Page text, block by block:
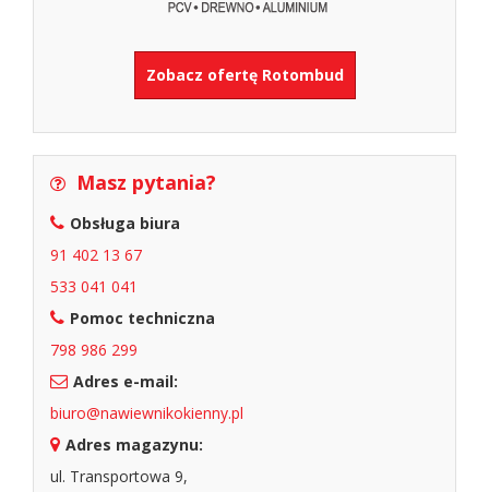
Zobacz ofertę Rotombud
Masz pytania?
Obsługa biura
91 402 13 67
533 041 041
Pomoc techniczna
798 986 299
Adres e-mail:
biuro@nawiewnikokienny.pl
Adres magazynu:
ul. Transportowa 9,